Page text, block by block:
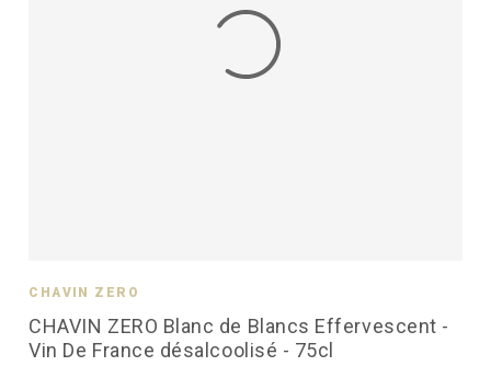
CHAVIN ZERO Blanc de Blancs Effervescent -
Vin De France désalcoolisé - 75cl
CHAVIN ZÉRO